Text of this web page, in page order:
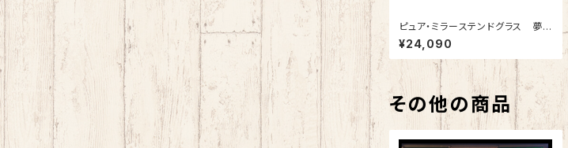
ピュア・ミラーステンドグラス 夢を
守る「ドリームキャッチャー」SH-P
S02
¥24,090
その他の商品